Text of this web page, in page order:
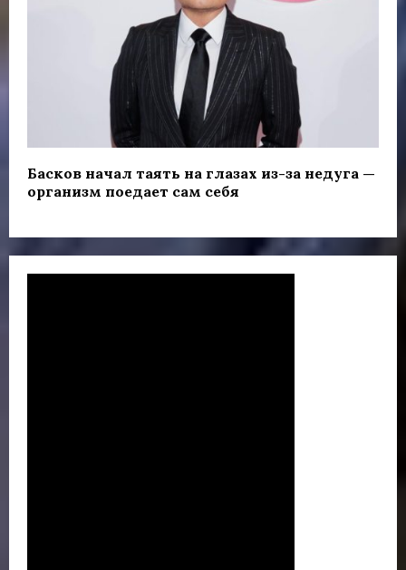
Басков начал таять на глазах из-за недуга —
организм поедает сам себя